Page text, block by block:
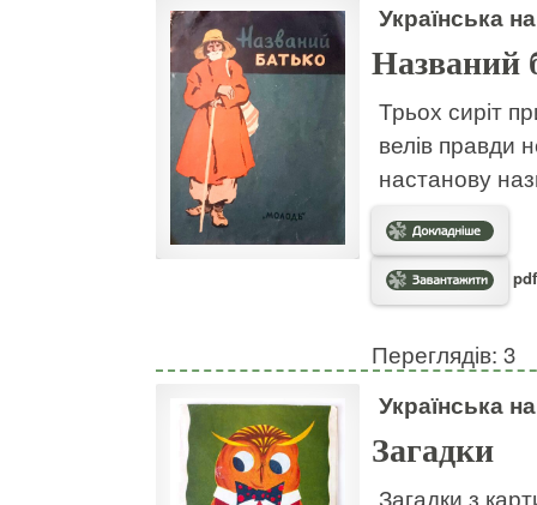
Українська
Названий
Трьох сиріт
велів правди
настанову
Переглядів: 3
Українська
Загадки
Загадки з